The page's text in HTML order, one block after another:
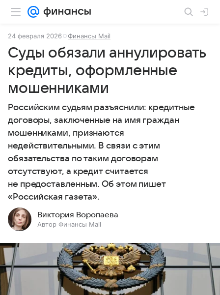
24 февраля 2026 Финансы Mail
Суды обязали аннулировать
кредиты, оформленные
мошенниками
Российским судьям разъяснили: кредитные
договоры, заключенные на имя граждан
мошенниками, признаются
недействительными. В связи с этим
обязательства по таким договорам
отсутствуют, а кредит считается
не предоставленным. Об этом пишет
«Российская газета».
Виктория Воропаева
Автор Финансы Mail